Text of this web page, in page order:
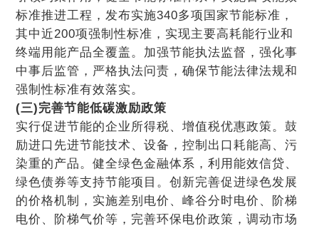
标准推进工程，发布实施340多项国家节能标准，
其中近200项强制性标准，实现主要高耗能行业和
终端用能产品全覆盖。加强节能执法监督，强化事
中事后监管，严格执法问责，确保节能法律法规和
强制性标准有效落实。
(三)完善节能低碳激励政策
实行促进节能的企业所得税、增值税优惠政策。鼓
励进口先进节能技术、设备，控制出口耗能高、污
染重的产品。健全绿色金融体系，利用能效信贷、
绿色债券等支持节能项目。创新完善促进绿色发展
的价格机制，实施差别电价、峰谷分时电价、阶梯
电价、阶梯气价等，完善环保电价政策，调动市场